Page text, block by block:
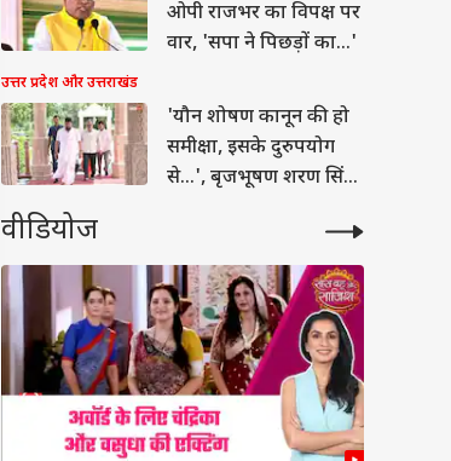
ओपी राजभर का विपक्ष पर
वार, 'सपा ने पिछड़ों का...'
उत्तर प्रदेश और उत्तराखंड
'यौन शोषण कानून की हो
समीक्षा, इसके दुरुपयोग
से...', बृजभूषण शरण सिंह
वीडियोज